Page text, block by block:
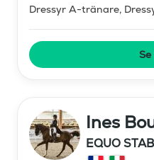
Dressyr A-tränare,
Ines
EQUO